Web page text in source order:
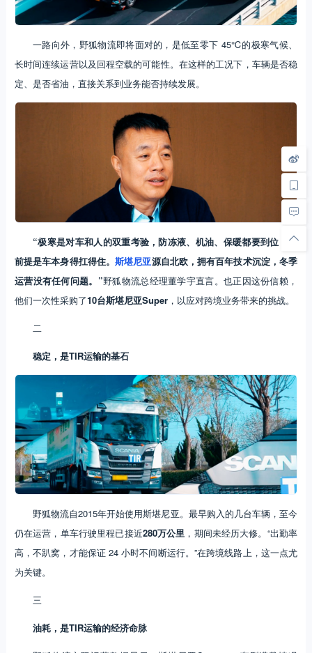
一路向外，野狐物流即将面对的，是低至零下 45℃的极寒气候、
长时间连续运营以及回程空载的可能性。在这样的工况下，车辆是否稳
定、是否省油，直接关系到业务能否持续发展。
“极寒是对车和人的双重考验，防冻液、机油、保暖都要到位，但
前提是车本身得扛得住。斯堪尼亚源自北欧，拥有百年技术沉淀，冬季
运营没有任何问题。”野狐物流总经理董学宇直言。也正因这份信赖，
他们一次性采购了10台斯堪尼亚Super，以应对跨境业务带来的挑战。
二
稳定，是TIR运输的基石
野狐物流自2015年开始使用斯堪尼亚。最早购入的几台车辆，至今
仍在运营，单车行驶里程已接近280万公里 ，期间未经历大修。“出勤率
高，不趴窝，才能保证 24 小时不间断运行。”在跨境线路上，这一点尤
为关键。
三
油耗，是TIR运输的经济命脉